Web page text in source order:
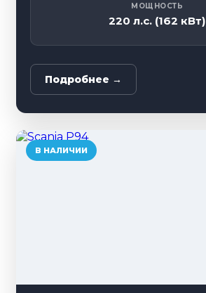
МОЩНОСТЬ
220 л.с. (162 кВт)
Подробнее →
В НАЛИЧИИ